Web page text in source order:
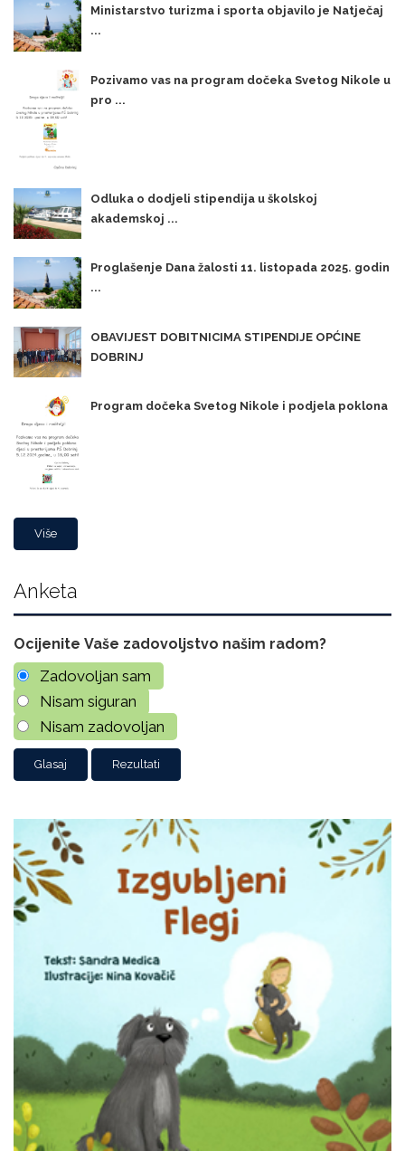
Ministarstvo turizma i sporta objavilo je Natječaj
...
Pozivamo vas na program dočeka Svetog Nikole u
pro ...
Odluka o dodjeli stipendija u školskoj
akademskoj ...
Proglašenje Dana žalosti 11. listopada 2025. godin
...
OBAVIJEST DOBITNICIMA STIPENDIJE OPĆINE
DOBRINJ
Program dočeka Svetog Nikole i podjela poklona
Više
Anketa
Ocijenite Vaše zadovoljstvo našim radom?
Zadovoljan sam
Nisam siguran
Nisam zadovoljan
Rezultati